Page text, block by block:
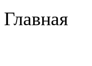
Главная